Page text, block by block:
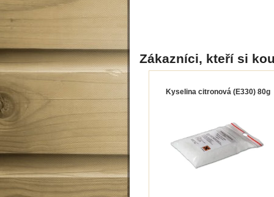
Zákazníci, kteří si
Kyselina citronová (E330) 80g